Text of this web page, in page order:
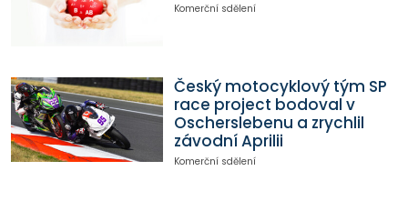
Komerční sdělení
Český motocyklový tým SP
race project bodoval v
Oscherslebenu a zrychlil
závodní Aprilii
Komerční sdělení